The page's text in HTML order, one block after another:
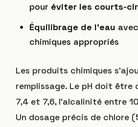
pour éviter les courts-
Équilibrage de l’eau
chimiques appropriés
Les produits chimiques
remplissage. Le pH doit être
7,4 et 7,6, l’alcalinité entre
Un dosage précis de chlore